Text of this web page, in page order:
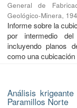
General de
Geológico-Minera,
Informe sobre la
por intermedio
incluyendo planos
como una
Análisis
Paramillos Norte